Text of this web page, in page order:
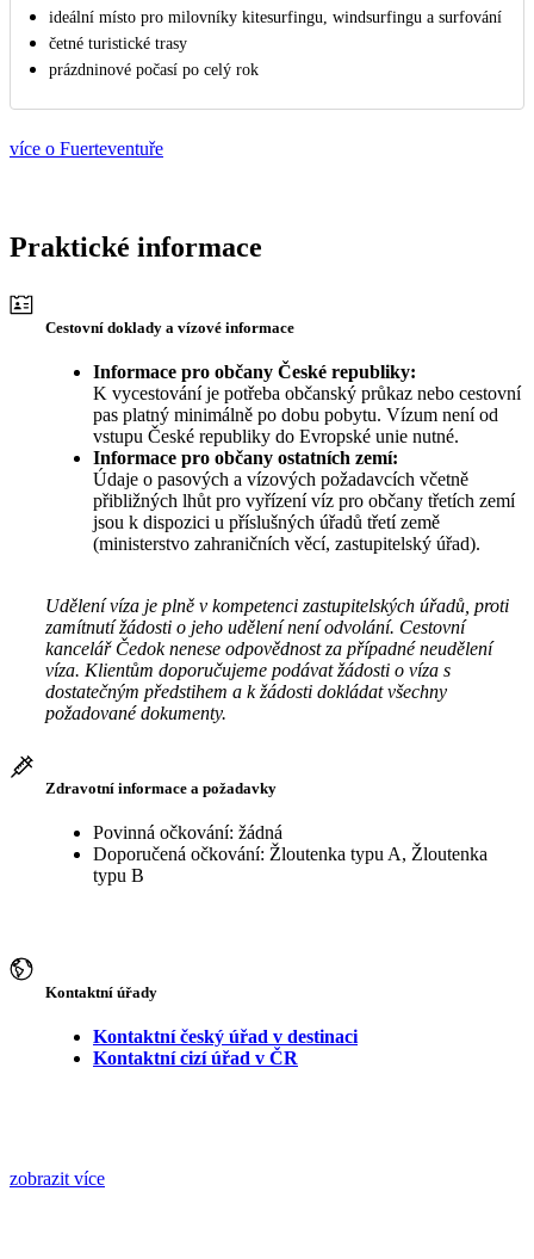
ideální místo pro milovníky kitesurfingu, windsurfingu a surfování
četné turistické trasy
prázdninové počasí po celý rok
více o Fuerteventuře
Praktické informace
Cestovní doklady a vízové informace
Informace pro občany České republiky:
K vycestování je potřeba občanský průkaz nebo cestovní
pas platný minimálně po dobu pobytu. Vízum není od
vstupu České republiky do Evropské unie nutné.
Informace pro občany ostatních zemí:
Údaje o pasových a vízových požadavcích včetně
přibližných lhůt pro vyřízení víz pro občany třetích zemí
jsou k dispozici u příslušných úřadů třetí země
(ministerstvo zahraničních věcí, zastupitelský úřad).
Udělení víza je plně v kompetenci zastupitelských úřadů, proti
zamítnutí žádosti o jeho udělení není odvolání. Cestovní
kancelář Čedok nenese odpovědnost za případné neudělení
víza. Klientům doporučujeme podávat žádosti o víza s
dostatečným předstihem a k žádosti dokládat všechny
požadované dokumenty.
Zdravotní informace a požadavky
Povinná očkování: žádná
Doporučená očkování: Žloutenka typu A, Žloutenka
typu B
Kontaktní úřady
Kontaktní český úřad v destinaci
Kontaktní cizí úřad v ČR
zobrazit více